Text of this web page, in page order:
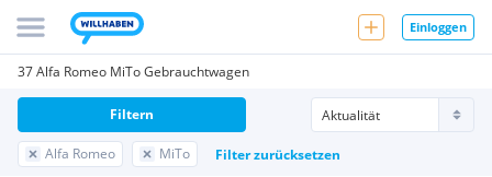
Einloggen
37 Alfa Romeo MiTo Gebrauchtwagen
Alfa Romeo MiTo Filter zurücksetzen
Filtern